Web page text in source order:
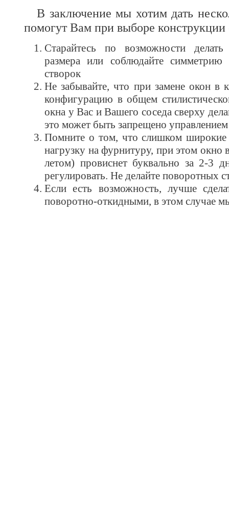
В заключение мы хотим дать
помогут Вам при выборе конструкции
Старайтесь по возможности
размера или соблюдайте симметрию
створок
Не забывайте, что при замене окон в
конфигурацию в общем
окна у Вас и Вашего соседа сверху
это может быть запрещено
Помните о том, что слишком широкие
нагрузку на фурнитуру, при этом
летом) провиснет буквально за 2-3
регулировать. Не делайте поворотных
Если есть возможность, лучше
поворотно-откидными, в этом случае